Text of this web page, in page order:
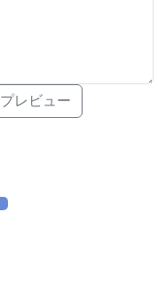
プレビュー